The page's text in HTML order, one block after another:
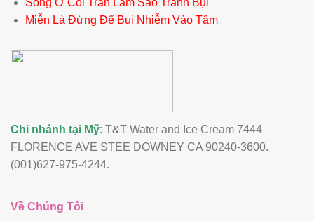
Sống Ở Cõi Trần Làm Sao Tránh Bụi
Miễn Là Đừng Để Bụi Nhiễm Vào Tâm
Chi nhánh tại Mỹ: T&T Water and Ice Cream 7444
FLORENCE AVE STEE DOWNEY CA 90240-3600.
(001)627-975-4244.
Về Chúng Tôi